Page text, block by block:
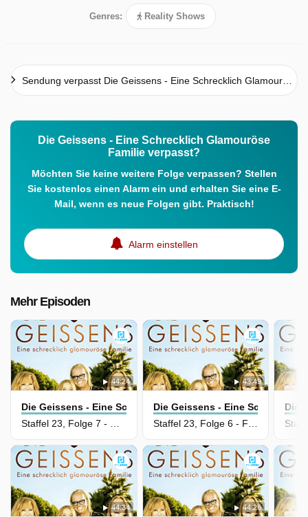
Genres: Reality Shows
Sendung verpasst Die Geissens - Eine Schrecklich Glamouröse Familie
Die Geissens - Eine Schrecklich Glamouröse
Familie verpasst?
Möchten Sie keine weitere Folge verpassen? Stellen
Sie kostenlos einen Alarm ein und erhalten Sie eine E-
Mail, wenn es neue Folgen gibt. Praktisch!
Alarm einstellen
Mehr Episoden
44:24
Die Geissens - Eine Schrecklich Glamouröse Familie
Staffel 23, Folge 7 - Dat Wasser vun Bali es joot
43:49
Die Geissens - Eine Schrecklich
Staffel 23, Folge 6 - Feuer, Bali, Dosenbier
44:34 44:26
Die